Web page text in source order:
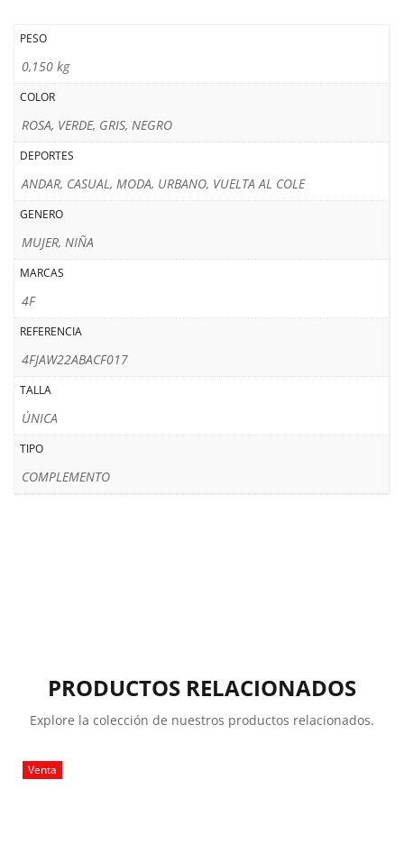
PESO
0,150 kg
COLOR
ROSA, VERDE, GRIS, NEGRO
DEPORTES
ANDAR, CASUAL, MODA, URBANO, VUELTA AL COLE
GENERO
MUJER, NIÑA
MARCAS
4F
REFERENCIA
4FJAW22ABACF017
TALLA
ÚNICA
TIPO
COMPLEMENTO
PRODUCTOS RELACIONADOS
Explore la colección de nuestros productos relacionados.
Venta